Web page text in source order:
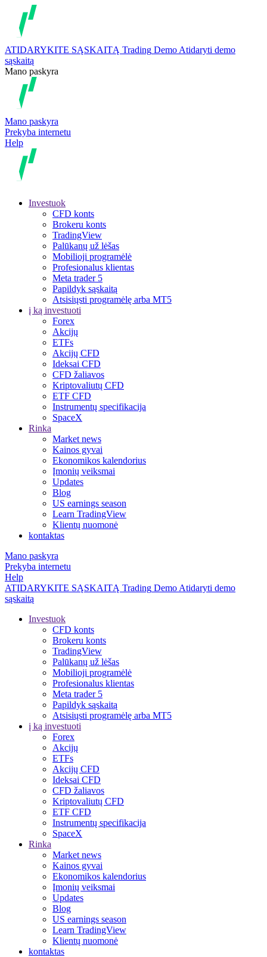
ATIDARYKITE SĄSKAITĄ Trading Demo Atidaryti demo
sąskaitą
Mano paskyra
Mano paskyra
Prekyba internetu
Help
Investuok
CFD konts
Brokeru konts
TradingView
Palūkanų už lėšas
Mobilioji programėlė
Profesionalus klientas
Meta trader 5
Papildyk sąskaitą
Atsisiųsti programėlę arba MT5
į ką investuoti
Forex
Akcijų
ETFs
Akcijų CFD
Ideksai CFD
CFD žaliavos
Kriptovaliutų CFD
ETF CFD
Instrumentų specifikacija
SpaceX
Rinka
Market news
Kainos gyvai
Ekonomikos kalendorius
Įmonių veiksmai
Updates
Blog
US earnings season
Learn TradingView
Klientų nuomonė
kontaktas
Mano paskyra
Prekyba internetu
Help
ATIDARYKITE SĄSKAITĄ Trading Demo Atidaryti demo
sąskaitą
Investuok
CFD konts
Brokeru konts
TradingView
Palūkanų už lėšas
Mobilioji programėlė
Profesionalus klientas
Meta trader 5
Papildyk sąskaitą
Atsisiųsti programėlę arba MT5
į ką investuoti
Forex
Akcijų
ETFs
Akcijų CFD
Ideksai CFD
CFD žaliavos
Kriptovaliutų CFD
ETF CFD
Instrumentų specifikacija
SpaceX
Rinka
Market news
Kainos gyvai
Ekonomikos kalendorius
Įmonių veiksmai
Updates
Blog
US earnings season
Learn TradingView
Klientų nuomonė
kontaktas